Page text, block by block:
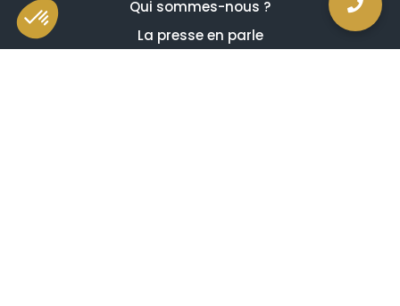
Qui sommes-nous ?
La presse en parle